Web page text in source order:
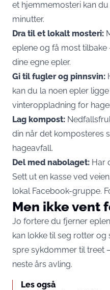
et hjemmemosteri kan
minutter.
Dra til et lokalt mosteri:
eplene og få most
dine egne epler.
Gi til fugler og pinnsvin:
kan du la noen epler
vinteroppladning for
Lag kompost:
din når det komposteres
hageavfall.
Del med nabolaget: Har
Sett ut en kasse ved
lokal Facebook-gruppe.
Men ikke vent
Jo fortere du fjerner
kan lokke til seg rotter og
spre sykdommer til treet
neste års avling.
Les også